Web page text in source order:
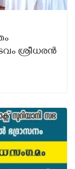
ശ്രീധരൻ